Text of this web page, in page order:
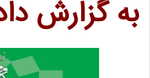
به گزارش